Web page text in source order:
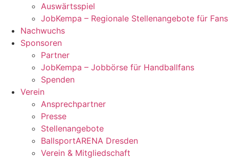
Auswärtsspiel
JobKempa – Regionale Stellenangebote für Fans
Nachwuchs
Sponsoren
Partner
JobKempa – Jobbörse für Handballfans
Spenden
Verein
Ansprechpartner
Presse
Stellenangebote
BallsportARENA Dresden
Verein & Mitgliedschaft